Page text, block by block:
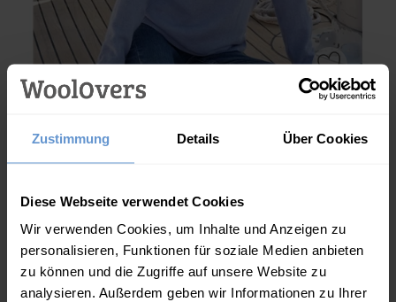
Zustimmung Details Über Cookies
Diese Webseite verwendet Cookies
Wir verwenden Cookies, um Inhalte und Anzeigen zu
personalisieren, Funktionen für soziale Medien anbieten
zu können und die Zugriffe auf unsere Website zu
analysieren. Außerdem geben wir Informationen zu Ihrer
Ja Nein